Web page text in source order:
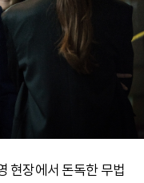
현장에서 돈독한 무법